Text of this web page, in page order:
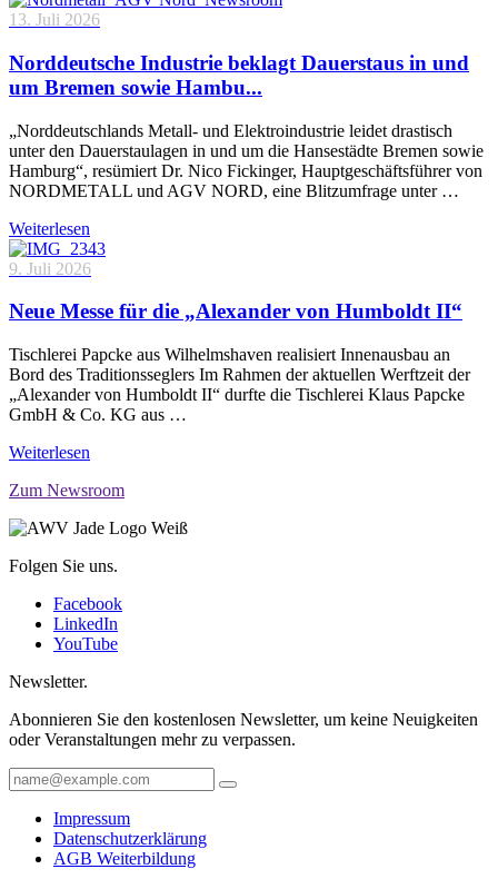
13. Juli 2026
Norddeutsche Industrie beklagt Dauerstaus in und
um Bremen sowie Hambu...
„Norddeutschlands Metall- und Elektroindustrie leidet drastisch
unter den Dauerstaulagen in und um die Hansestädte Bremen sowie
Hamburg“, resümiert Dr. Nico Fickinger, Hauptgeschäftsführer von
NORDMETALL und AGV NORD, eine Blitzumfrage unter …
Weiterlesen
9. Juli 2026
Neue Messe für die „Alexander von Humboldt II“
Tischlerei Papcke aus Wilhelmshaven realisiert Innenausbau an
Bord des Traditionsseglers Im Rahmen der aktuellen Werftzeit der
„Alexander von Humboldt II“ durfte die Tischlerei Klaus Papcke
GmbH & Co. KG aus …
Weiterlesen
Zum Newsroom
Folgen Sie uns.
Facebook
LinkedIn
YouTube
Newsletter.
Abonnieren Sie den kostenlosen Newsletter, um keine Neuigkeiten
oder Veranstaltungen mehr zu verpassen.
Impressum
Datenschutzerklärung
AGB Weiterbildung